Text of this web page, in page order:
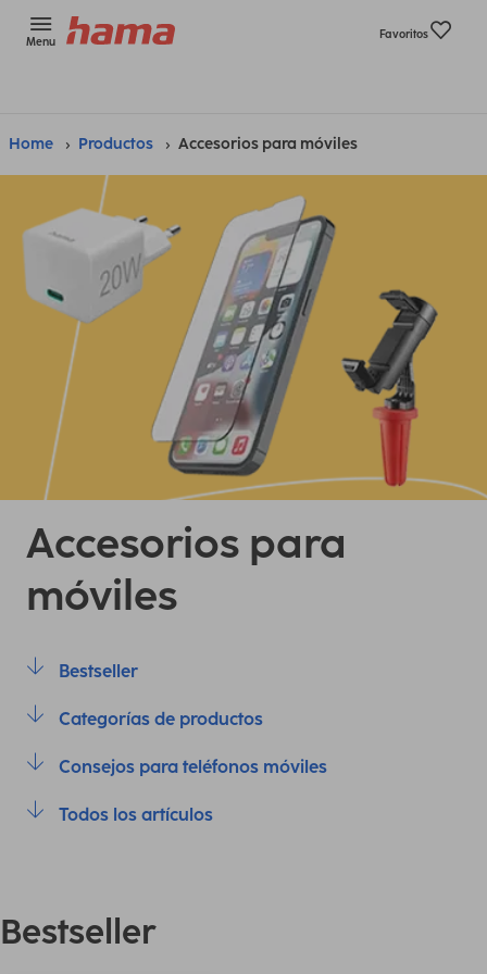
Menu
Favoritos
Home Productos Accesorios para móviles
Accesorios para
móviles
Bestseller
Categorías de productos
Consejos para teléfonos móviles
Todos los artículos
Bestseller